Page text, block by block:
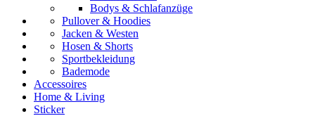
Bodys & Schlafanzüge
Pullover & Hoodies
Jacken & Westen
Hosen & Shorts
Sportbekleidung
Bademode
Accessoires
Home & Living
Sticker